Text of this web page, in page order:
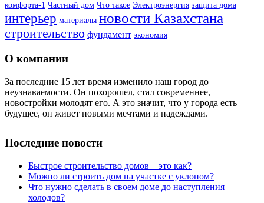
комфорта-1 Частный дом Что такое Электроэнергия защита дома
интерьер материалы новости Казахстана
строительство фундамент экономия
О компании
За последние 15 лет время изменило наш город до
неузнаваемости. Он похорошел, стал современнее,
новостройки молодят его. А это значит, что у города есть
будущее, он живет новыми мечтами и надеждами.
Последние новости
Быстрое строительство домов – это как?
Можно ли строить дом на участке с уклоном?
Что нужно сделать в своем доме до наступления
холодов?